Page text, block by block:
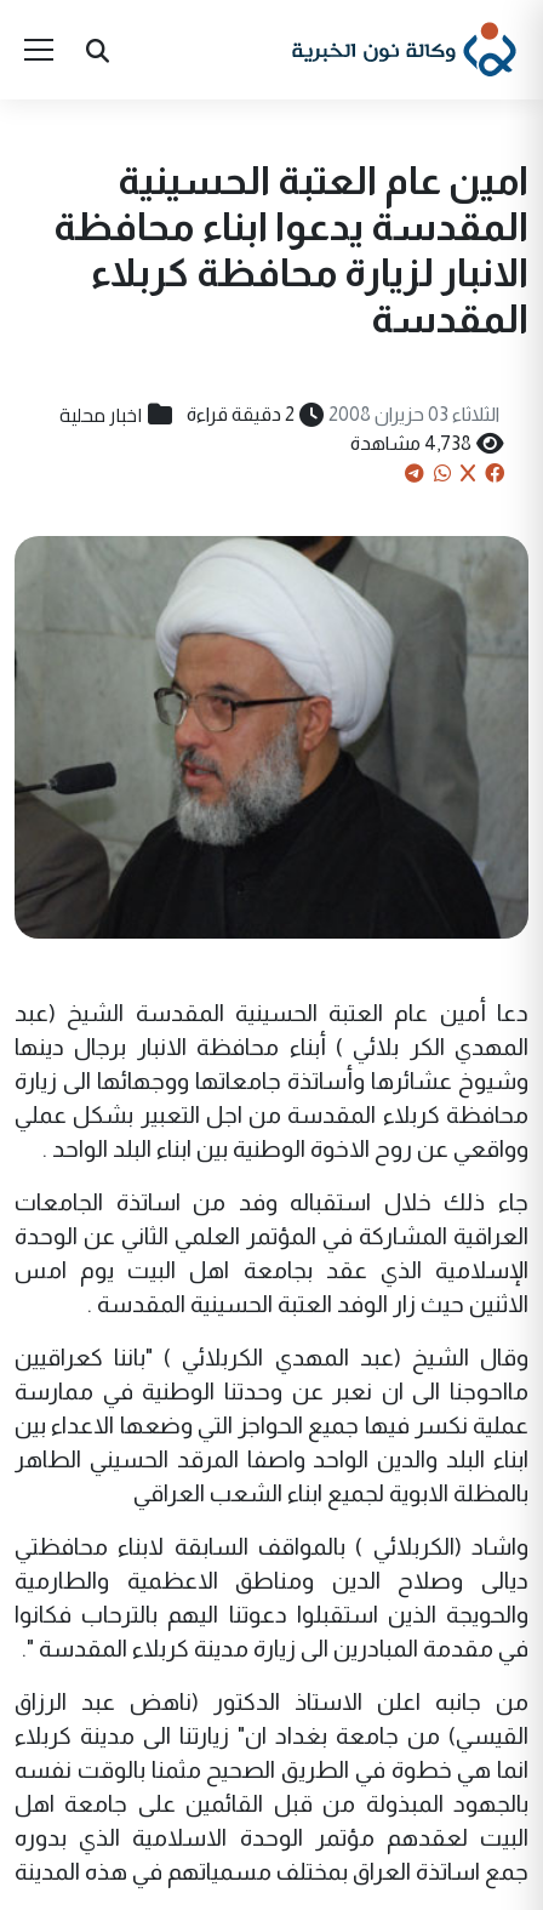
امين عام العتبة الحسينية
المقدسة يدعوا ابناء محافظة
الانبار لزيارة محافظة كربلاء
المقدسة
الثلاثاء 03 حزيران 2008 2 دقيقة قراءة اخبار محلية
4,738 مشاهدة
دعا أمين عام العتبة الحسينية المقدسة الشيخ (عبد
المهدي الكر بلائي ) أبناء محافظة الانبار برجال دينها
وشيوخ عشائرها وأساتذة جامعاتها ووجهائها الى زيارة
محافظة كربلاء المقدسة من اجل التعبير بشكل عملي
وواقعي عن روح الاخوة الوطنية بين ابناء البلد الواحد .
جاء ذلك خلال استقباله وفد من اساتذة الجامعات
العراقية المشاركة في المؤتمر العلمي الثاني عن الوحدة
الإسلامية الذي عقد بجامعة اهل البيت يوم امس
الاثنين حيث زار الوفد العتبة الحسينية المقدسة .
وقال الشيخ (عبد المهدي الكربلائي ) "باننا كعراقيين
مااحوجنا الى ان نعبر عن وحدتنا الوطنية في ممارسة
عملية نكسر فيها جميع الحواجز التي وضعها الاعداء بين
ابناء البلد والدين الواحد واصفا المرقد الحسيني الطاهر
بالمظلة الابوية لجميع ابناء الشعب العراقي
واشاد (الكربلائي ) بالمواقف السابقة لابناء محافظتي
ديالى وصلاح الدين ومناطق الاعظمية والطارمية
والحويجة الذين استقبلوا دعوتنا اليهم بالترحاب فكانوا
في مقدمة المبادرين الى زيارة مدينة كربلاء المقدسة ".
من جانبه اعلن الاستاذ الدكتور (ناهض عبد الرزاق
القيسي) من جامعة بغداد ان" زيارتنا الى مدينة كربلاء
انما هي خطوة في الطريق الصحيح مثمنا بالوقت نفسه
بالجهود المبذولة من قبل القائمين على جامعة اهل
البيت لعقدهم مؤتمر الوحدة الاسلامية الذي بدوره
جمع اساتذة العراق بمختلف مسمياتهم في هذه المدينة